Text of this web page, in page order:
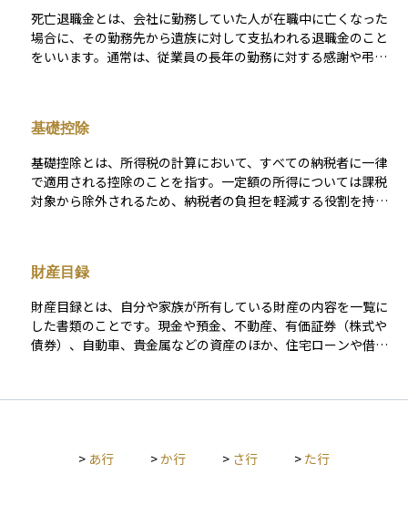
- 葬式費用の控除：通夜・葬儀などにかかった費用は、相続財
産から差し引くことができる また、配偶者には配偶者の税額軽
減（1億6,000万円または法定相続分まで非課税）が認められて
に重要です。生命保険や不動産の活用、資産の組み替えなどを
通じて、相続税評価額をコントロールすることが、家族への負
担を減らし、スムーズな資産承継を実現するための鍵となりま
す。
死亡退職金とは、会社に勤務していた人が在職中に亡くなった
場合に、その勤務先から遺族に対して支払われる退職金のこと
をいいます。通常は、従業員の長年の勤務に対する感謝や弔慰
性質が異なりますが、税務上は「みなし相続財産」として相続
税の課税対象になります。ただし、生命保険金と同様に、一定
額までは非課税（「500万円 × 法定相続人の数」）とされてお
り、実際に相続税がかかるかどうかは全体の遺産額によって決
まります。 資産運用や相続対策を考える際には、この死亡退職
きな意味を持つ財産となり得ます。
基礎控除
基礎控除とは、所得税の計算において、すべての納税者に一律
で適用される控除のことを指す。一定額の所得については課税
対象から除外されるため、納税者の負担を軽減する役割を持
財産目録
財産目録とは、自分や家族が所有している財産の内容を一覧に
した書類のことです。現金や預金、不動産、有価証券（株式や
債券）、自動車、貴金属などの資産のほか、住宅ローンや借金
く、遺族が財産の全体像を把握しやすくするために役立ちま
対策などにおいて非常に重要です。財産目録を作っておくこと
> あ行 >か行 > さ行 > た行